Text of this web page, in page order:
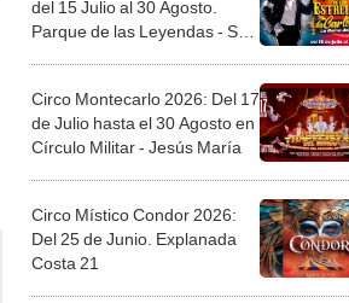
del 15 Julio al 30 Agosto.
Parque de las Leyendas - San
Circo Montecarlo 2026: Del 17
de Julio hasta el 30 Agosto en
Círculo Militar - Jesús María
Circo Místico Condor 2026:
Del 25 de Junio. Explanada
Costa 21